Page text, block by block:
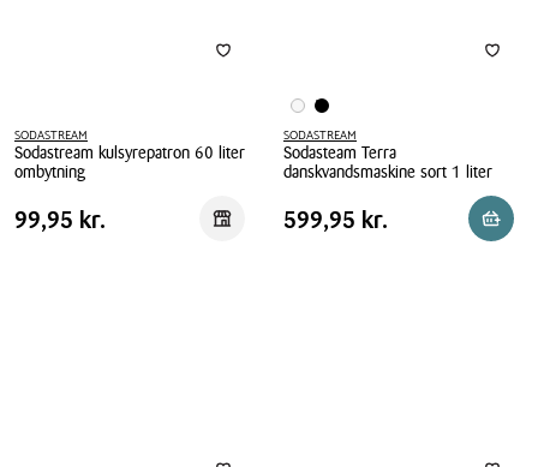
SODASTREAM
Sodastream kulsyrepatron 60 liter
ombytning
Sodastream
kulsyrepatron
Pris
Pris 99,95 kr.
99,95 kr. Reservér i butik
SODASTREAM
Sodasteam Terra
danskvandsmaskine sort 1 liter
Sodasteam
Terra
Pris
Pris 599,95 kr.
599,95 kr.